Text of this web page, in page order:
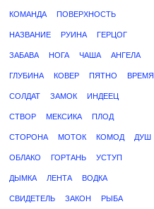
КОМАНДА ПОВЕРХНОСТЬ
НАЗВАНИЕ РУИНА ГЕРЦОГ
ЗАБАВА НОГА ЧАША АНГЕЛА
ГЛУБИНА КОВЕР ПЯТНО ВРЕМЯ
СОЛДАТ ЗАМОК ИНДЕЕЦ
СТВОР МЕКСИКА ПЛОД
СТОРОНА МОТОК КОМОД ДУШ
ОБЛАКО ГОРТАНЬ УСТУП
ДЫМКА ЛЕНТА ВОДКА
СВИДЕТЕЛЬ ЗАКОН РЫБА